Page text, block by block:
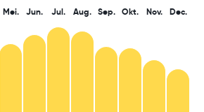
Mei. Jun. Jul. Aug. Sep. Okt. Nov. Dec.